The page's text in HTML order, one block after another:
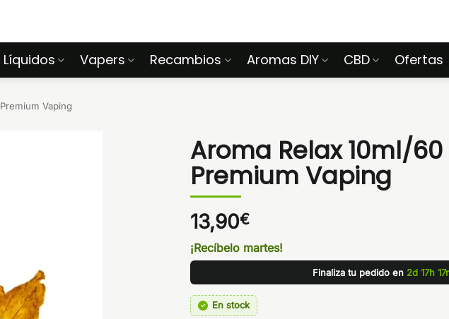
Líquidos Vapers Recambios Aromas DIY CBD Ofertas
Premium Vaping
Aroma Relax 10ml/
Premium Vaping
13,90€
¡Recíbelo martes!
Finaliza tu pedido en 2d 17h
En stock